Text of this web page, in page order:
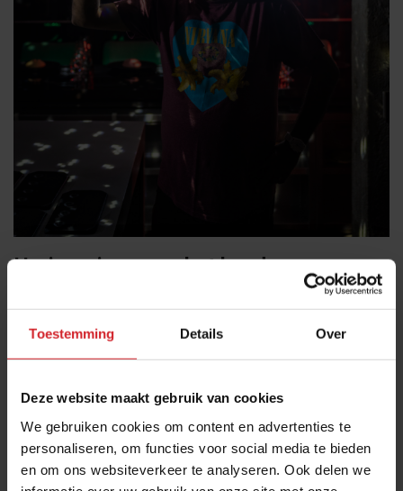
Toestemming Details Over
Deze website maakt gebruik van cookies
We gebruiken cookies om content en advertenties te
personaliseren, om functies voor social media te bieden
en om ons websiteverkeer te analyseren. Ook delen we
Herinneringen op het bord
In zijn eerste restaurant maakte de chef naam door
leidde tot verrassende en ongebruikelijke
smaakervaringen. “In het huidige Gaggan proeven
gasten mijn herinneringen.” Herinneringen uit India,
maar ook van zijn bezoeken aan landen in de rest van